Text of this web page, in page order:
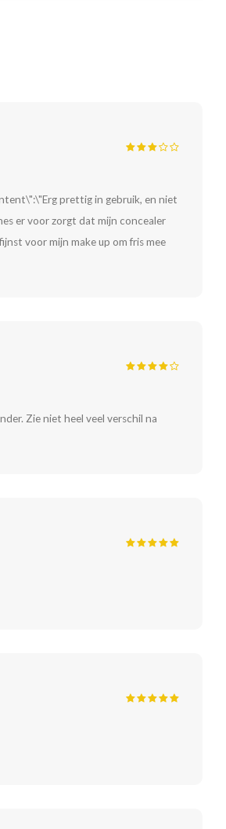
prettig in gebruik, en niet
er voor zorgt dat mijn concealer
voor mijn make up om fris mee
Zie niet heel veel verschil na